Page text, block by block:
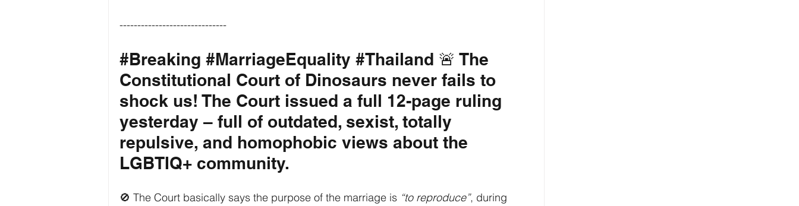
------------------------------
#Breaking #MarriageEquality #Thailand 🚨 The
Constitutional Court of Dinosaurs never fails to
shock us! The Court issued a full 12-page ruling
yesterday – full of outdated, sexist, totally
repulsive, and homophobic views about the
LGBTIQ+ community.
🚫 The Court basically says the purpose of the marriage is “to reproduce”, during